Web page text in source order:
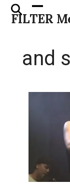
Skip
FILTER
Open
mobile
Close
mobile
and